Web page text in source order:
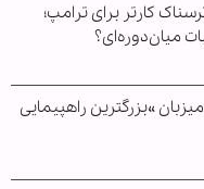
کارتر برای ترامپ؛
میان‌دوره‌ای؟
»بزرگترین راهپیمایی